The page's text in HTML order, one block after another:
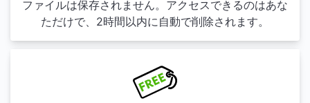
ファイルは保存されません。アクセスできるのはあな
ただけで、2時間以内に自動で削除されます。